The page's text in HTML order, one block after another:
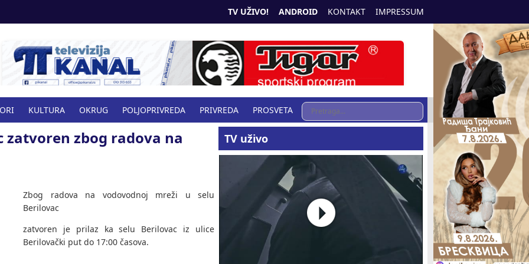
TV UŽIVO! ANDROID KONTAKT IMPRESSUM
KULTURA OKRUG POLJOPRIVREDA PRIVREDA PROSVETA
zatvoren zbog radova na
Zbog radova na vodovodnoj mreži u selu
Berilovac
zatvoren je prilaz ka selu Berilovac iz ulice
Berilovački put do 17:00 časova.
TV uživo